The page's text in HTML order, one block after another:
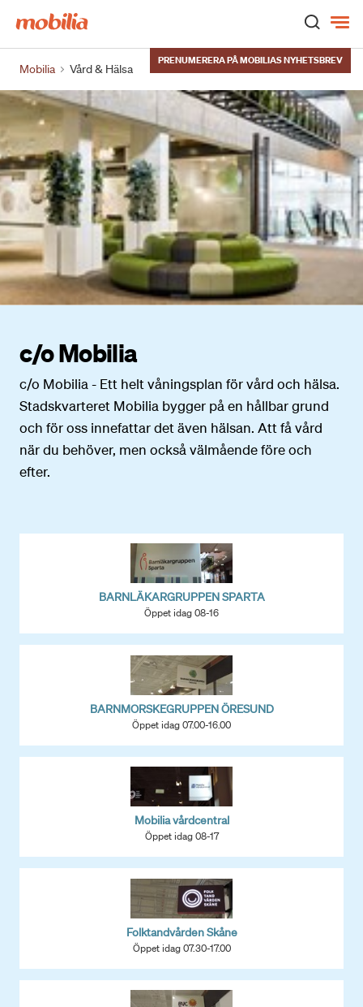
PRENUMERERA PÅ MOBILIAS NYHETSBREV
Mobilia Vård & Hälsa
c/o Mobilia
c/o Mobilia - Ett helt våningsplan för vård och hälsa.
Stadskvarteret Mobilia bygger på en hållbar grund
och för oss innefattar det även hälsan. Att få vård
när du behöver, men också välmående före och
efter.
BARNLÄKARGRUPPEN SPARTA
Öppet idag 08-16
BARNMORSKEGRUPPEN ÖRESUND
Öppet idag 07.00-16.00
Mobilia vårdcentral
Öppet idag 08-17
Folktandvården Skåne
Öppet idag 07.30-17.00